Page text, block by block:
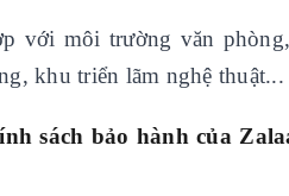
với môi trường văn
khu triển lãm nghệ thuật...
sách bảo hành của